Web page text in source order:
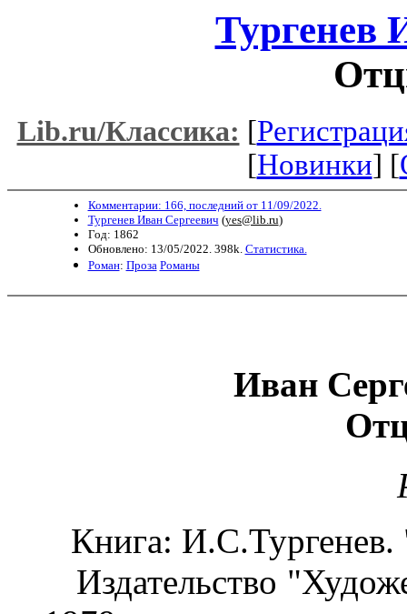
Тургенев
Lib.ru/Классика: [
[Новинки] [
Комментарии: 166, последний от 11/09/2022.
Тургенев Иван Сергеевич (yes@lib.ru)
Год: 1862
Обновлено: 13/05/2022. 398k. Статистика.
Роман: Проза Романы
Иван
Книга:
Издательство